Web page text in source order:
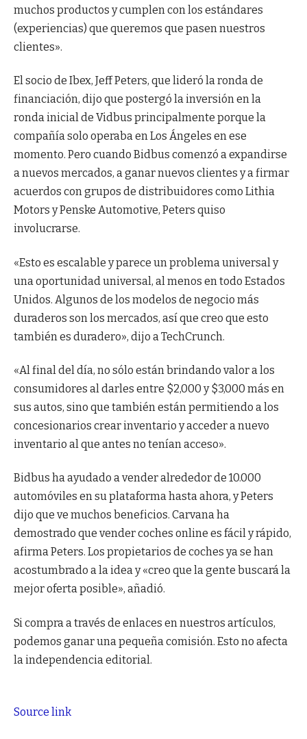
muchos productos y cumplen con los estándares
(experiencias) que queremos que pasen nuestros
clientes».
El socio de Ibex, Jeff Peters, que lideró la ronda de
financiación, dijo que postergó la inversión en la
ronda inicial de Vidbus principalmente porque la
compañía solo operaba en Los Ángeles en ese
momento. Pero cuando Bidbus comenzó a expandirse
a nuevos mercados, a ganar nuevos clientes y a firmar
acuerdos con grupos de distribuidores como Lithia
Motors y Penske Automotive, Peters quiso
involucrarse.
«Esto es escalable y parece un problema universal y
una oportunidad universal, al menos en todo Estados
Unidos. Algunos de los modelos de negocio más
duraderos son los mercados, así que creo que esto
también es duradero», dijo a TechCrunch.
«Al final del día, no sólo están brindando valor a los
consumidores al darles entre $2,000 y $3,000 más en
sus autos, sino que también están permitiendo a los
concesionarios crear inventario y acceder a nuevo
inventario al que antes no tenían acceso».
Bidbus ha ayudado a vender alrededor de 10.000
automóviles en su plataforma hasta ahora, y Peters
dijo que ve muchos beneficios. Carvana ha
demostrado que vender coches online es fácil y rápido,
afirma Peters. Los propietarios de coches ya se han
acostumbrado a la idea y «creo que la gente buscará la
mejor oferta posible», añadió.
Si compra a través de enlaces en nuestros artículos,
podemos ganar una pequeña comisión. Esto no afecta
la independencia editorial.
Source link